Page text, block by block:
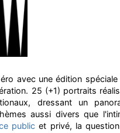
avec une édition spéciale
25 (+1) portraits
dressant un
aussi divers que
public et privé, la